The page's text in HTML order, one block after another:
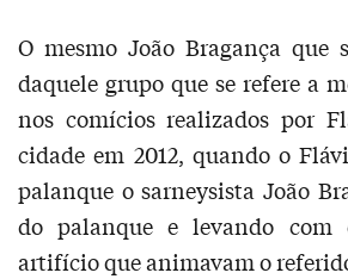
O mesmo João Bragança que
daquele grupo que se refere a
nos comícios realizados por
cidade em 2012, quando o
palanque o sarneysista João
do palanque e levando com
artifício que animavam o